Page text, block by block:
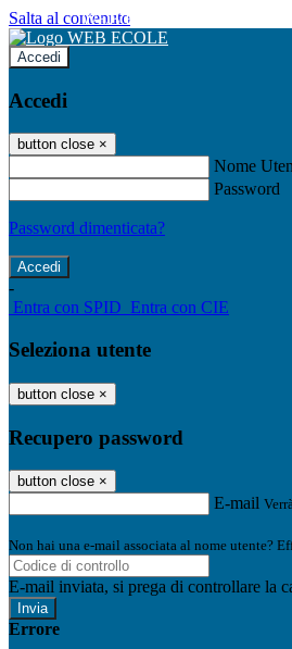
Salta al contenuto
WEB ECOLE
Accedi
Accedi
button close ×
Nome
Password
Password dimenticata?
-
Entra con SPID Entra con CIE
Seleziona utente
button close ×
Recupero password
button close ×
E-mail
Non hai una e-mail associata al nome utente?
E-mail inviata, si prega di controllare la
Errore